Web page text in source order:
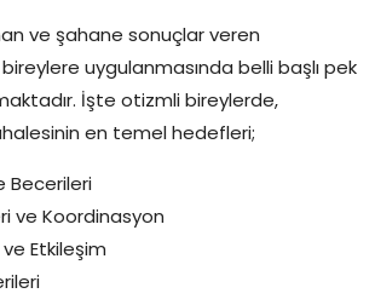
ve şahane sonuçlar veren
uygulanmasında belli başlı pek
İşte otizmli bireylerde,
en temel hedefleri;
Becerileri
ve Koordinasyon
Etkileşim